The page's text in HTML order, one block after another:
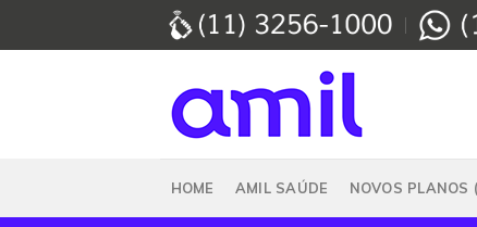
HOME AMIL SAÚDE NOVOS PLANOS